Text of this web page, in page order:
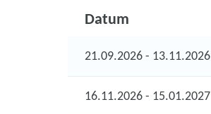
Datum
21.09.2026 - 13.11.2026
16.11.2026 - 15.01.2027